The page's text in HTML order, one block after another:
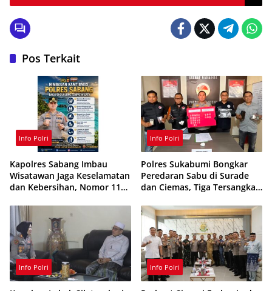
Pos Terkait
Info Polri
Kapolres Sabang Imbau
Wisatawan Jaga Keselamatan
dan Kebersihan, Nomor 110
Info Polri
Polres Sukabumi Bongkar
Peredaran Sabu di Surade
dan Ciemas, Tiga Tersangka
Info Polri Info Polri